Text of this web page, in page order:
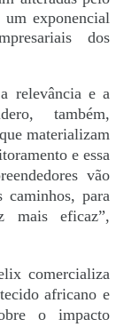
um exponencial
dos
relevância e a
também,
materializam
e essa
vão
caminhos, para
mais eficaz”,
comercializa
africano e
o impacto